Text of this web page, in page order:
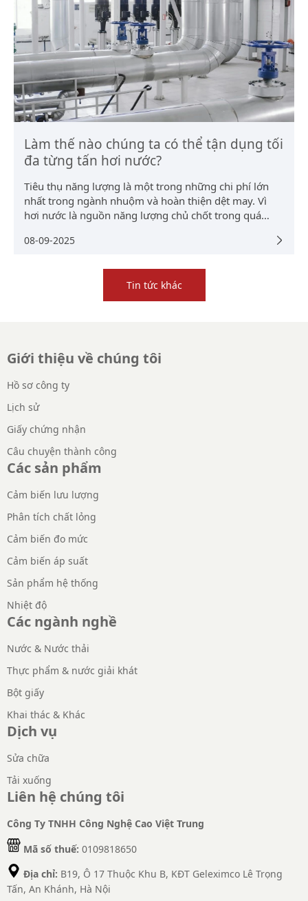
Làm thế nào chúng ta có thể tận dụng tối
đa từng tấn hơi nước?
Tiêu thụ năng lượng là một trong những chi phí lớn
nhất trong ngành nhuộm và hoàn thiện dệt may. Vì
hơi nước là nguồn năng lượng chủ chốt trong quá
hiệu quả là rất quan trọng để quản lý tiêu thụ năng
các vấn đề như rò rỉ trong sử dụng hơi nước truyền
thống không chỉ lãng phí nguồn năng lượng quý giá
mà còn làm tăng chi phí vận hành của doanh nghiệp.
08-09-2025
Tin tức khác
Giới thiệu về chúng tôi
Hồ sơ công ty
Lịch sử
Giấy chứng nhận
Câu chuyện thành công
Các sản phẩm
Cảm biến lưu lượng
Phân tích chất lỏng
Cảm biến đo mức
Cảm biến áp suất
Sản phẩm hệ thống
Nhiệt độ
Các ngành nghề
Nước & Nước thải
Thực phẩm & nước giải khát
Bột giấy
Khai thác & Khác
Dịch vụ
Sửa chữa
Tải xuống
Liên hệ chúng tôi
Công Ty TNHH Công Nghệ Cao Việt Trung
Mã số thuế: 0109818650
Địa chỉ: B19, Ô 17 Thuộc Khu B, KĐT Geleximco Lê Trọng
Tấn, An Khánh, Hà Nội